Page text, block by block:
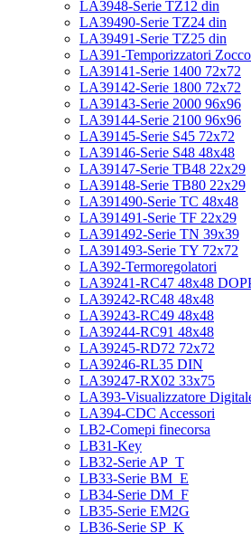
LA3948-Serie TZ12 din
LA39490-Serie TZ24 din
LA39491-Serie TZ25 din
LA391-Temporizzatori
LA39141-Serie 1400 72x72
LA39142-Serie 1800 72x72
LA39143-Serie 2000 96x96
LA39144-Serie 2100 96x96
LA39145-Serie S45 72x72
LA39146-Serie S48 48x48
LA39147-Serie TB48 22x29
LA39148-Serie TB80 22x29
LA391490-Serie TC 48x48
LA391491-Serie TF 22x29
LA391492-Serie TN 39x39
LA391493-Serie TY 72x72
LA392-Termoregolatori
LA39241-RC47 48x48
LA39242-RC48 48x48
LA39243-RC49 48x48
LA39244-RC91 48x48
LA39245-RD72 72x72
LA39246-RL35 DIN
LA39247-RX02 33x75
LA393-Visualizzatore
LA394-CDC Accessori
LB2-Comepi finecorsa
LB31-Key
LB32-Serie AP_T
LB33-Serie BM_E
LB34-Serie DM_F
LB35-Serie EM2G
LB36-Serie SP_K